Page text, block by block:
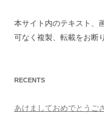
本サイト内のテキスト、
可なく複製、転載をお断
RECENTS
あけましておめでとうご